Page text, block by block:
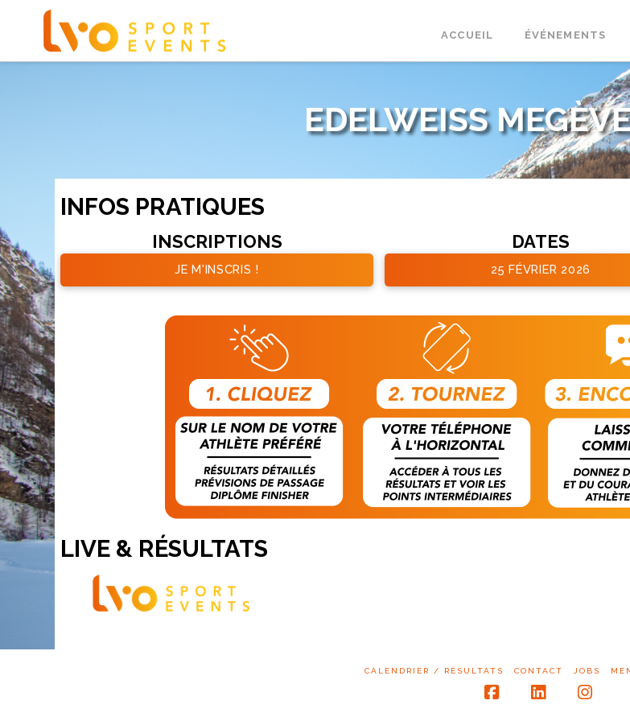
ACCUEIL ÉVÉNEMENTS
EDELWEISS
INFOS PRATIQUES
INSCRIPTIONS
JE M'INSCRIS !
DATES
25 FÉVRIER 2026
LIVE & RÉSULTATS
CALENDRIER / RÉSULTATS CONTACT JOBS